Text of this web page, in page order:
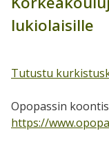
lukiolaisille
Tutustu
Opopassin
https://